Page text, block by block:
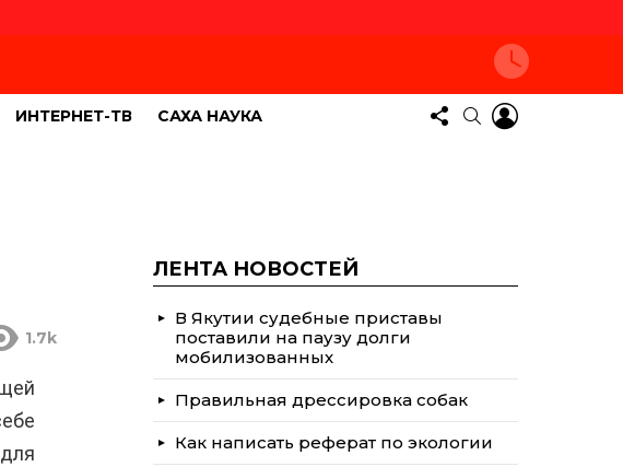
ИНТЕРНЕТ-ТВ САХА НАУКА
СЛЕДУЙТЕ
ПОИСК
1.7k
ЛЕНТА НОВОСТЕЙ
В Якутии судебные приставы
поставили на паузу долги
мобилизованных
Правильная дрессировка собак
Как написать реферат по экологии